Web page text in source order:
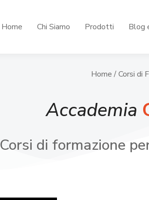
Home Chi Siamo Prodotti Blog
Home / Corsi di
Accademia
Corsi di formazione